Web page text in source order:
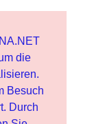
die
Besuch
Durch